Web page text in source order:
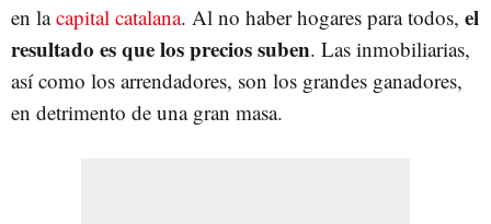
en lacapital catalana. Al no haber hogares para todos, el
resultado es que los precios suben. Las inmobiliarias,
así como los arrendadores, son los grandes ganadores,
en detrimento de una gran masa.